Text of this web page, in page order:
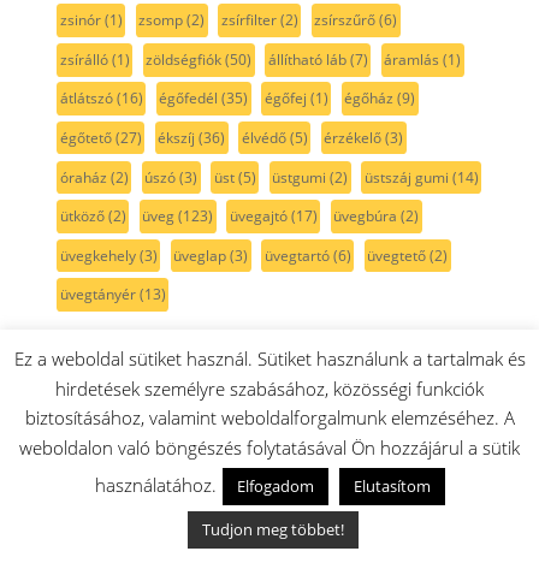
zsinór(1) zsomp(2) zsírfilter(2) zsírszűrő(6)
zsírálló(1) zöldségfiók(50) állítható láb(7) áramlás (1)
átlátszó(16) égőfedél (35) égőfej (1) égőház (9)
égőtető(27) ékszíj (36) élvédő(5) érzékelő(3)
óraház (2) úszó(3) üst(5) üstgumi (2) üstszáj gumi (14)
ütköző(2) üveg(123) üvegajtó(17) üvegbúra (2)
üvegkehely(3) üveglap(3) üvegtartó(6) üvegtető(2)
üvegtányér(13)
Gorenje gépekről ötletek információk:
Gorenje K6351WF kombinált tűzhely –
készülékspecifikus tudástár (ART 595210/04)
Mora P2241AW1 gáztűzhely – készülékspecifikus
tudástár (ART 741000/06)
Gorenje WNHEI62SAS szabadonálló automata
mosógép – készülékspecifikus tudástár (ART
Ez a weboldal sütiket használ. Sütiket használunk a tartalmak és
hirdetések személyre szabásához, közösségi funkciók
biztosításához, valamint weboldalforgalmunk elemzéséhez. A
weboldalon való böngészés folytatásával Ön hozzájárul a sütik
használatához.
Elfogadom
Elutasítom
Tudjon meg többet!